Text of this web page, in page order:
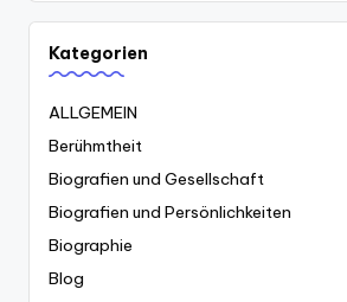
Kategorien
ALLGEMEIN
Berühmtheit
Biografien und Gesellschaft
Biografien und Persönlichkeiten
Biographie
Blog